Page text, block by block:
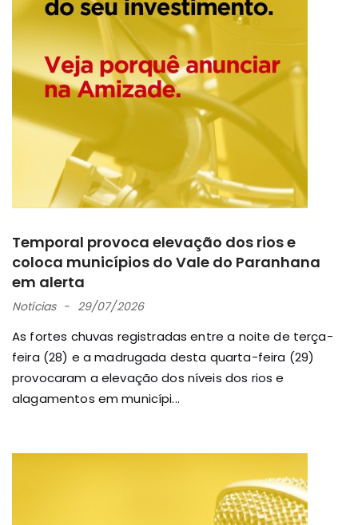
Temporal provoca elevação dos rios e
coloca municípios do Vale do Paranhana
em alerta
Notícias 29/07/2026
As fortes chuvas registradas entre a noite de terça-
feira (28) e a madrugada desta quarta-feira (29)
provocaram a elevação dos níveis dos rios e
alagamentos em municípi...